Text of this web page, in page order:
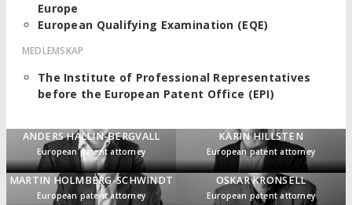
ANDERS HALLIN-BERGVALL
European patent attorney
KARIN HILLSTEN
European patent attorney
MARTIN HOLMBERG-SCHWINDT
European patent attorney
OSKAR KRONSELL
European patent attorney
Europe
European Qualifying Examination (EQE)
MEDLEMSKAP
The Institute of Professional Representatives
before the European Patent Office (EPI)